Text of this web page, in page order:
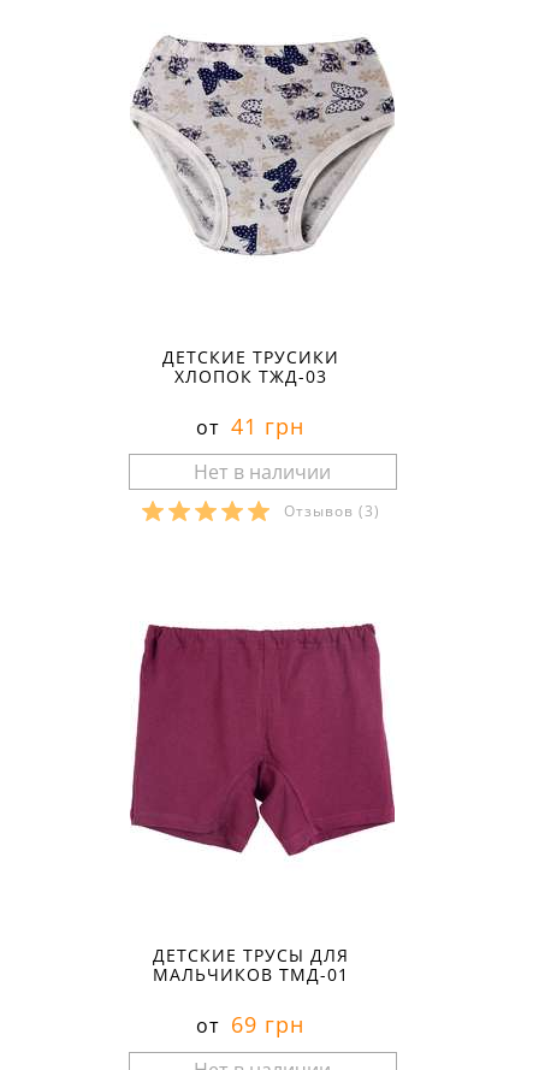
ДЕТСКИЕ ТРУСИКИ
ХЛОПОК ТЖД-03
от 41 грн
Отзывов (3)
ДЕТСКИЕ ТРУСЫ ДЛЯ
МАЛЬЧИКОВ ТМД-01
от 69 грн